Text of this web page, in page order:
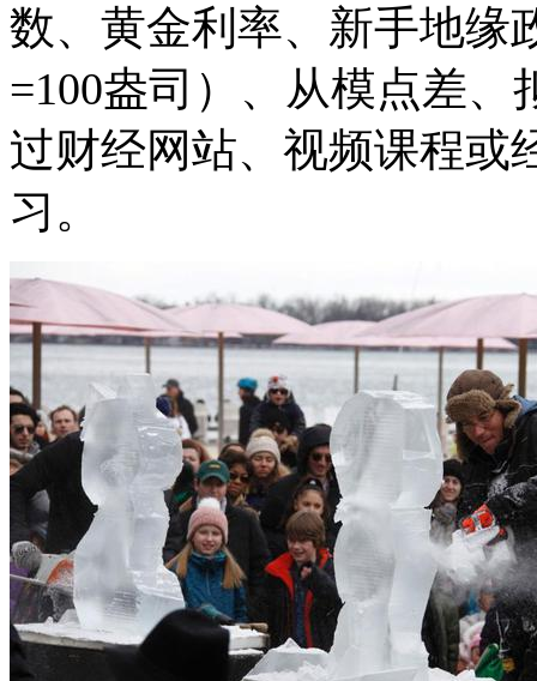
数、黄金利率、新手地缘
=100盎司）、从模点差
过财经网站、视频课程或
习。